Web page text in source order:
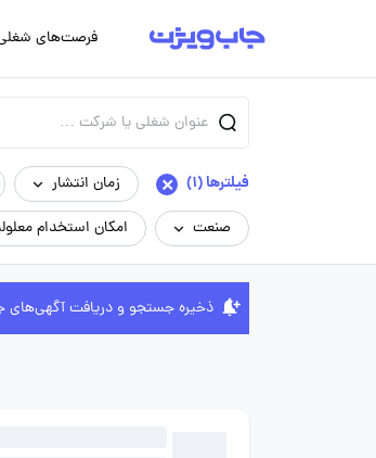
فرصت‌های
فیلترها (1) × زمان انتشار
صنعت
امکان استخدام
ذخیره جستجو و دریافت آگهی‌های